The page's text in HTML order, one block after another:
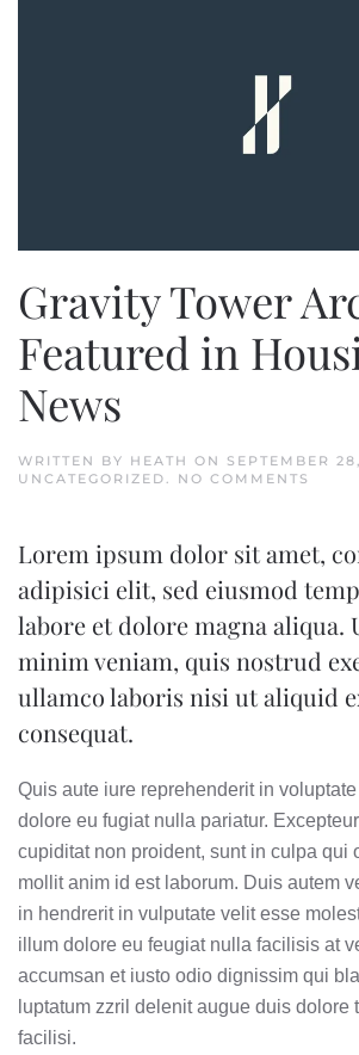
Gravity Tower
Featured in
News
WRITTEN BY HEATH ON SEPTEMBER
UNCATEGORIZED. NO COMMENTS
IN
NEWS
Lorem ipsum dolor sit amet,
adipisici elit, sed eiusmod
labore et dolore magna aliqua.
minim veniam, quis nostrud
ullamco laboris nisi ut aliquid
consequat.
Quis aute iure reprehenderit in
dolore eu fugiat nulla pariatur.
cupiditat non proident, sunt in culpa qui
mollit anim id est laborum. Duis autem
in hendrerit in vulputate velit esse
illum dolore eu feugiat nulla facilisis at
accumsan et iusto odio dignissim qui
luptatum zzril delenit augue duis dolore
facilisi.